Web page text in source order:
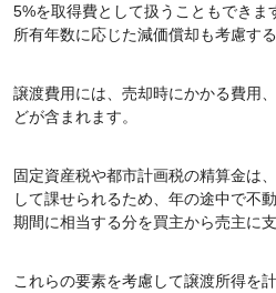
5%を取得費として扱うこともできま
所有年数に応じた減価償却も考慮す
譲渡費用には、売却時にかかる費用
どが含まれます。
固定資産税や都市計画税の精算金は
して課せられるため、年の途中で不
期間に相当する分を買主から売主に
これらの要素を考慮して譲渡所得を